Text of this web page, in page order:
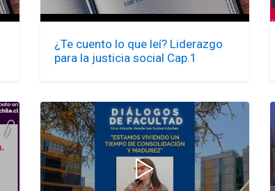
¿Te cuento lo que leí? Liderazgo
para la justicia social Cap.1